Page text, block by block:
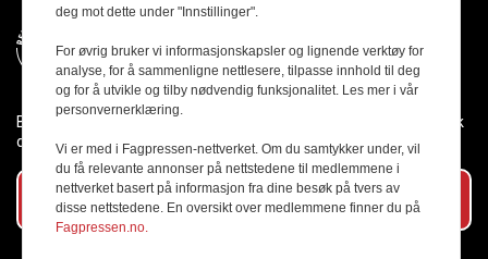
Byggmesteren følger Vær Varsom-plakaten og presseetikken slik
den er nedfelt i Redaktørplakaten.
Abonner på vårt nyhetsbrev
deg mot dette under "Innstillinger".
For øvrig bruker vi informasjonskapsler og lignende verktøy for
analyse, for å sammenligne nettlesere, tilpasse innhold til deg
og for å utvikle og tilby nødvendig funksjonalitet. Les mer i vår
personvernerklæring.
Vi er med i Fagpressen-nettverket. Om du samtykker under, vil
du få relevante annonser på nettstedene til medlemmene i
nettverket basert på informasjon fra dine besøk på tvers av
disse nettstedene. En oversikt over medlemmene finner du på
Fagpressen.no.